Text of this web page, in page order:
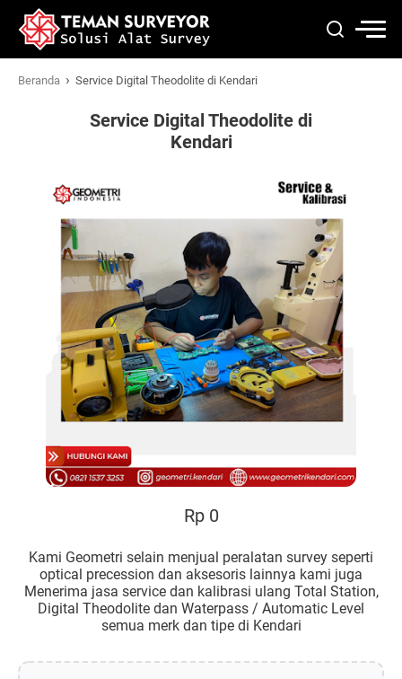
Beranda › Service Digital Theodolite di Kendari
Service Digital Theodolite di
Kendari
Rp 0
Kami Geometri selain menjual peralatan survey seperti
optical precession dan aksesoris lainnya kami juga
Menerima jasa service dan kalibrasi ulang Total Station,
Digital Theodolite dan Waterpass / Automatic Level
semua merk dan tipe di Kendari